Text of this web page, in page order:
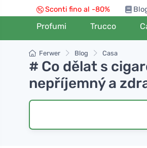
Sconti fino al -80%
Profumi Trucco
Ferwer Blog Casa
# Co dělat s
nepříjemný a